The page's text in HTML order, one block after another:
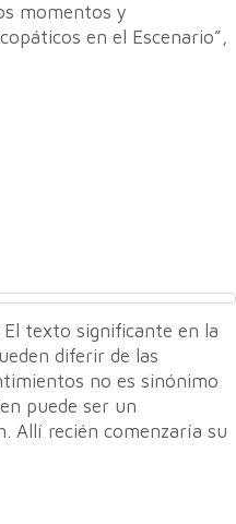
momentos y
en el Escenario”,
El texto significante en la
diferir de las
no es sinónimo
puede ser un
Allí recién comenzaría su